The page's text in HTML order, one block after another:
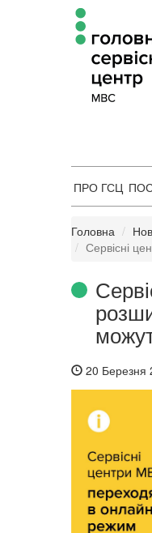
ПРО ГСЦ
Головна
Сервісні
20 Березня